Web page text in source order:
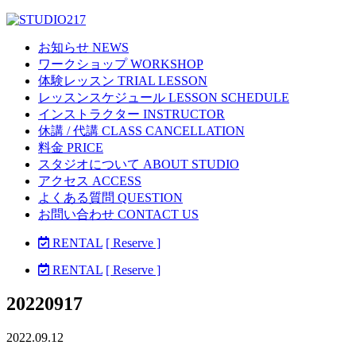
お知らせ NEWS
ワークショップ WORKSHOP
体験レッスン TRIAL LESSON
レッスンスケジュール LESSON SCHEDULE
インストラクター INSTRUCTOR
休講 / 代講 CLASS CANCELLATION
料金 PRICE
スタジオについて ABOUT STUDIO
アクセス ACCESS
よくある質問 QUESTION
お問い合わせ CONTACT US
RENTAL [ Reserve ]
RENTAL [ Reserve ]
20220917
2022.09.12